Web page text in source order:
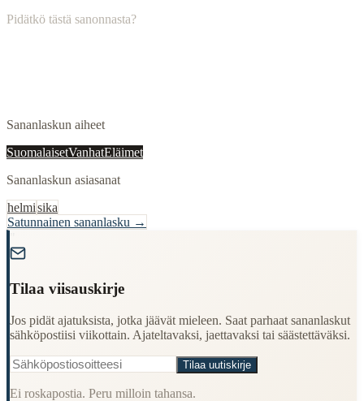
Pidätkö tästä sanonnasta?
Sananlaskun aiheet
SuomalaisetVanhatEläimet
Sananlaskun asiasanat
helmisika
Satunnainen sananlasku →
Tilaa viisauskirje
Jos pidät ajatuksista, jotka jäävät mieleen. Saat parhaat sananlaskut
sähköpostiisi viikottain. Ajateltavaksi, jaettavaksi tai säästettäväksi.
Tilaa uutiskirje
Ei roskapostia. Peru milloin tahansa.